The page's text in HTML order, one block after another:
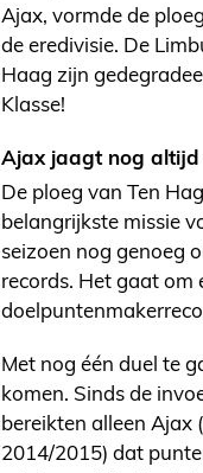
Ajax, vormde de
de eredivisie. De
Haag zijn
Klasse!
Ajax jaagt nog altijd
De ploeg van Ten
belangrijkste missie
seizoen nog genoeg
records. Het gaat om
Met nog één duel te
komen. Sinds de
bereikten alleen Ajax
2014/2015) dat